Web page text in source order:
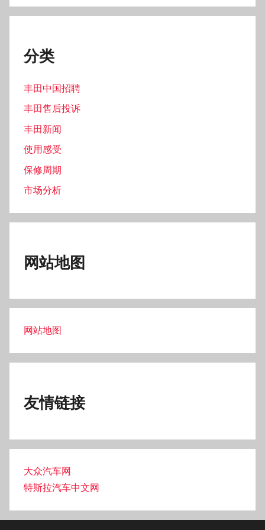
网站地图
友情链接
大众汽车网
特斯拉汽车中文网
丰田汽车网@ 2022
声明：本站内容若有侵权等问题请及时与我们联系，我们将
在第一时间删除处理。QQ：31-0640-3061（去除“-”）
无锡纭沙信息技术服务有限公司